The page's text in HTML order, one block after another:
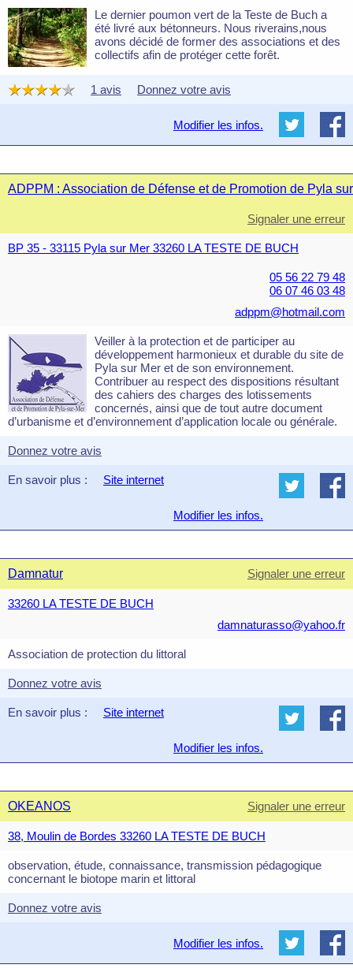
Le dernier poumon vert de la Teste de Buch a
été livré aux bétonneurs. Nous riverains,nous
avons décidé de former des associations et des
collectifs afin de protéger cette forêt.
1 avis Donnez votre avis
Modifier les infos.
ADPPM : Association de Défense et de Promotion de Pyla
Signaler une erreur
BP 35 - 33115 Pyla sur Mer 33260 LA TESTE DE BUCH
05 56 22 79 48
06 07 46 03 48
adppm@hotmail.com
Veiller à la protection et de participer au
développement harmonieux et durable du site de
Pyla sur Mer et de son environnement.
Contribuer au respect des dispositions résultant
des cahiers des charges des lotissements
concernés, ainsi que de tout autre document
d’urbanisme et d’environnement d’application locale ou générale.
Donnez votre avis
En savoir plus : Site internet
Modifier les infos.
Damnatur Signaler une erreur
33260 LA TESTE DE BUCH
damnaturasso@yahoo.fr
Association de protection du littoral
Donnez votre avis
En savoir plus : Site internet
Modifier les infos.
OKEANOS Signaler une erreur
38, Moulin de Bordes 33260 LA TESTE DE BUCH
observation, étude, connaissance, transmission pédagogique
concernant le biotope marin et littoral
Donnez votre avis
Modifier les infos.